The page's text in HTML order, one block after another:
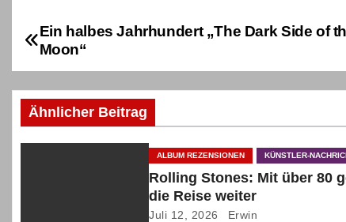
B
e
i
t
Ein halbes Jahrhundert „The Dark Side of
Moon“
Ähnlicher Beitrag
ALBUM REZENSIONEN KÜNSTLER-
Rolling Stones: Mit über 80
die Reise weiter
Juli 12, 2026 Erwin